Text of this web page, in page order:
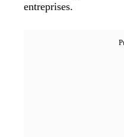
entreprises.